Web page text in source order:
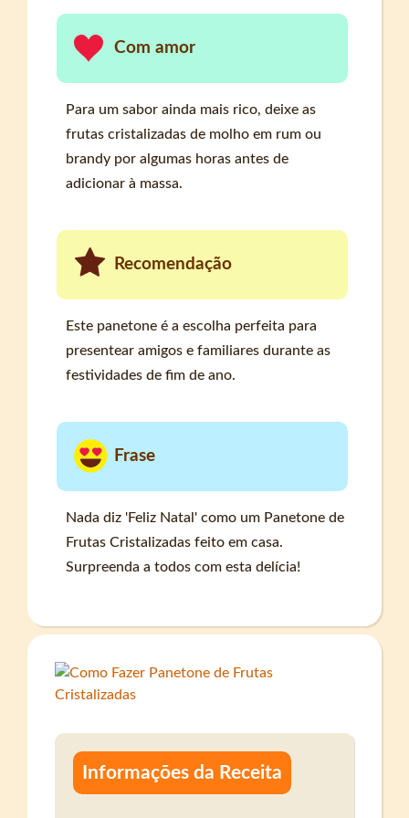
Com amor
Para um sabor ainda mais rico, deixe as
frutas cristalizadas de molho em rum ou
brandy por algumas horas antes de
adicionar à massa.
Recomendação
Este panetone é a escolha perfeita para
presentear amigos e familiares durante as
festividades de fim de ano.
Frase
Nada diz 'Feliz Natal' como um Panetone de
Frutas Cristalizadas feito em casa.
Surpreenda a todos com esta delícia!
Informações da Receita